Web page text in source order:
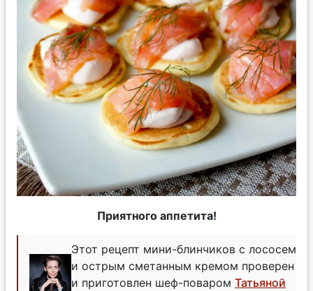
Приятного аппетита!
Этот рецепт мини-блинчиков с лососем
и острым сметанным кремом проверен
и приготовлен шеф-поваром Татьяной